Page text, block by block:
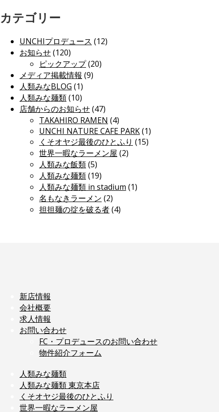
カテゴリー
UNCHIプロデュース (12)
お知らせ(120)
ピックアップ(20)
メディア掲載情報 (9)
人類みなBLOG (1)
人類みな麺類(10)
店舗からのお知らせ(47)
TAKAHIRO RAMEN (4)
UNCHI NATURE CAFE PARK(1)
くそオヤジ最後のひとふり (15)
世界一暇なラーメン屋 (2)
人類みな飯類(5)
人類みな麺類(19)
人類みな麺類 in stadium (1)
名もなきラーメン (2)
担担麺の掟を破る者(4)
新店情報
会社概要
求人情報
お問い合わせ
FC・プロデュースのお問い合わせ
物件紹介フォーム
人類みな麺類
人類みな麺類 東京本店
くそオヤジ最後のひとふり
世界一暇なラーメン屋